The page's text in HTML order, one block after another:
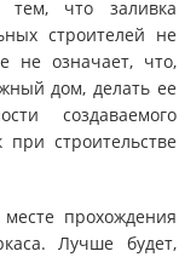
тем, что заливка
строителей не
не означает, что,
дом, делать ее
создаваемого
строительстве
прохождения
Лучше будет,